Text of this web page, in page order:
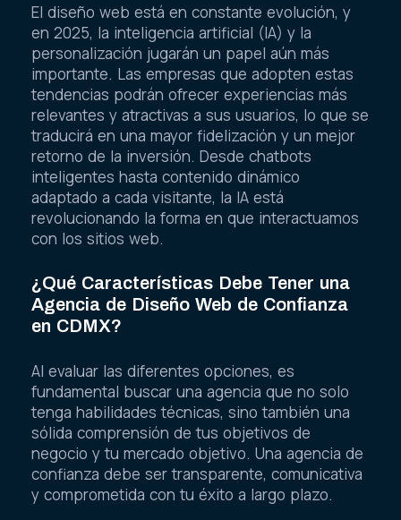
El diseño web está en constante evolución, y
en 2025, la inteligencia artificial (IA) y la
personalización jugarán un papel aún más
importante. Las empresas que adopten estas
tendencias podrán ofrecer experiencias más
relevantes y atractivas a sus usuarios, lo que se
traducirá en una mayor fidelización y un mejor
retorno de la inversión. Desde chatbots
inteligentes hasta contenido dinámico
adaptado a cada visitante, la IA está
revolucionando la forma en que interactuamos
con los sitios web.
¿Qué Características Debe Tener una
Agencia de Diseño Web de Confianza
en CDMX?
Al evaluar las diferentes opciones, es
fundamental buscar una agencia que no solo
tenga habilidades técnicas, sino también una
sólida comprensión de tus objetivos de
negocio y tu mercado objetivo. Una agencia de
confianza debe ser transparente, comunicativa
y comprometida con tu éxito a largo plazo.